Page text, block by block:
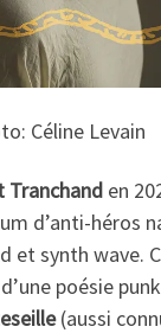
Céline Levain
Tranchand en
d’anti-héros
et synth wave.
poésie
(aussi